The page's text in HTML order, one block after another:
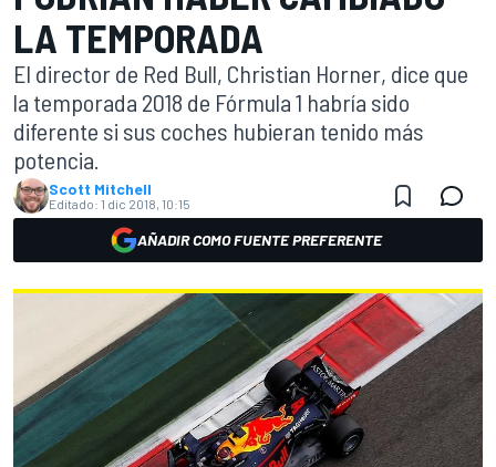
LA TEMPORADA
El director de Red Bull, Christian Horner, dice que
la temporada 2018 de Fórmula 1 habría sido
diferente si sus coches hubieran tenido más
potencia.
Scott Mitchell
Editado: 1 dic 2018, 10:15
AÑADIR COMO FUENTE PREFERENTE